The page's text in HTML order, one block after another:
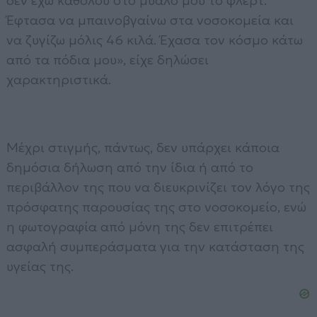
Έφτασα να μπαινοβγαίνω στα νοσοκομεία και
να ζυγίζω μόλις 46 κιλά. Έχασα τον κόσμο κάτω
από τα πόδια μου», είχε δηλώσει
χαρακτηριστικά.
Μέχρι στιγμής, πάντως, δεν υπάρχει κάποια
δημόσια δήλωση από την ίδια ή από το
περιβάλλον της που να διευκρινίζει τον λόγο της
πρόσφατης παρουσίας της στο νοσοκομείο, ενώ
η φωτογραφία από μόνη της δεν επιτρέπει
ασφαλή συμπεράσματα για την κατάσταση της
υγείας της.